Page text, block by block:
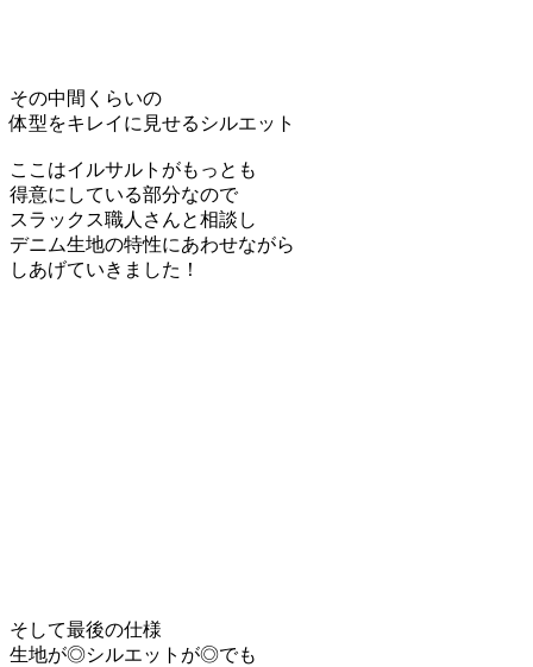
その中間くらいの
体型をキレイに見せるシルエット
ここはイルサルトがもっとも
得意にしている部分なので
スラックス職人さんと相談し
デニム生地の特性にあわせながら
しあげていきました！
そして最後の仕様
生地が◎シルエットが◎でも